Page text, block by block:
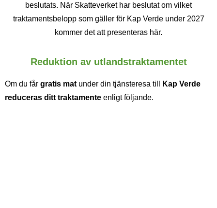
beslutats. När Skatteverket har beslutat om vilket
traktamentsbelopp som gäller för Kap Verde under 2027
kommer det att presenteras här.
Reduktion av utlandstraktamentet
Om du får gratis mat under din tjänsteresa till
Kap Verde
reduceras ditt traktamente enligt följande.